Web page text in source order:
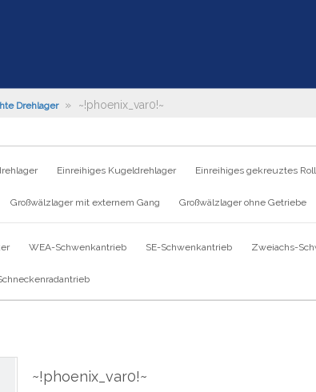
Drehlager » ~!phoenix_var0!~
Einreihiges Kugeldrehlager Einreihiges gekreuztes
Großwälzlager mit externem Gang Großwälzlager ohne Getriebe
WEA-Schwenkantrieb SE-Schwenkantrieb Zweiachs-
~!phoenix_var0!~